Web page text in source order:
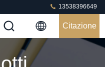
13538396649
Citazione